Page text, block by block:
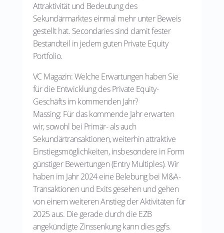
Attraktivität und Bedeutung des
Sekundärmarktes einmal mehr unter Beweis
gestellt hat. Secondaries sind damit fester
Bestandteil in jedem guten Private Equity
Portfolio.
VC Magazin: Welche Erwartungen haben Sie
für die Entwicklung des Private Equity-
Geschäfts im kommenden Jahr?
Massing: Für das kommende Jahr erwarten
wir, sowohl bei Primär- als auch
Sekundärtransaktionen, weiterhin attraktive
Einstiegsmöglichkeiten, insbesondere in Form
günstiger Bewertungen (Entry Multiples). Wir
haben im Jahr 2024 eine Belebung bei M&A-
Transaktionen und Exits gesehen und gehen
von einem weiteren Anstieg der Aktivitäten für
2025 aus. Die gerade durch die EZB
angekündigte Zinssenkung kann dies ggfs.